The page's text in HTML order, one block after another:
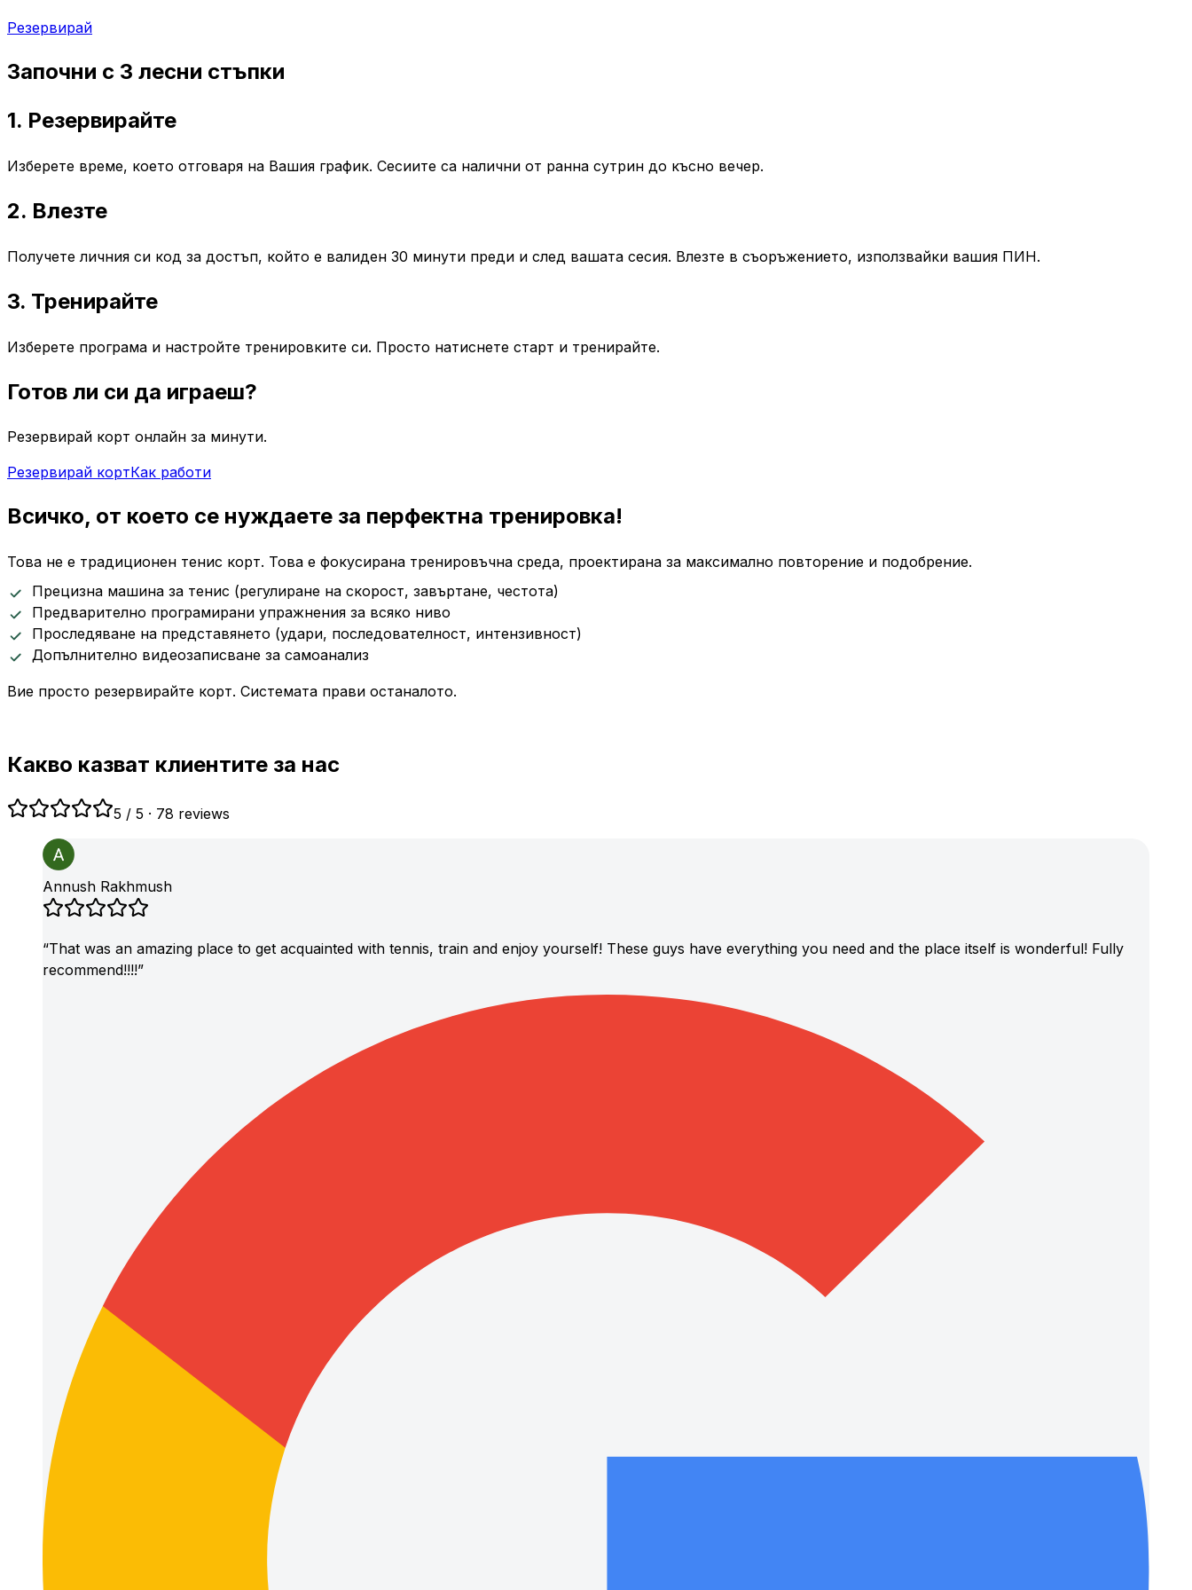
Резервирай
Започни с 3 лесни стъпки
1. Резервирайте
Изберете време, което отговаря на Вашия график. Сесиите са налични от ранна сутрин до късно вечер.
2. Влезте
Получете личния си код за достъп, който е валиден 30 минути преди и след вашата сесия. Влезте в съоръжението, използвайки вашия ПИН.
3. Тренирайте
Изберете програма и настройте тренировките си. Просто натиснете старт и тренирайте.
Готов ли си да играеш?
Резервирай корт онлайн за минути.
Резервирай кортКак работи
Всичко, от което се нуждаете за перфектна тренировка!
Това не е традиционен тенис корт. Това е фокусирана тренировъчна среда, проектирана за максимално повторение и подобрение.
Прецизна машина за тенис (регулиране на скорост, завъртане, честота)
Предварително програмирани упражнения за всяко ниво
Проследяване на представянето (удари, последователност, интензивност)
Допълнително видеозаписване за самоанализ
Вие просто резервирайте корт. Системата прави останалото.
Какво казват клиентите за нас
5 / 5 · 78 reviews
Annush Rakhmush
“That was an amazing place to get acquainted with tennis, train and enjoy yourself! These guys have everything you need and the place itself is wonderful! Fully
recommend!!!!”